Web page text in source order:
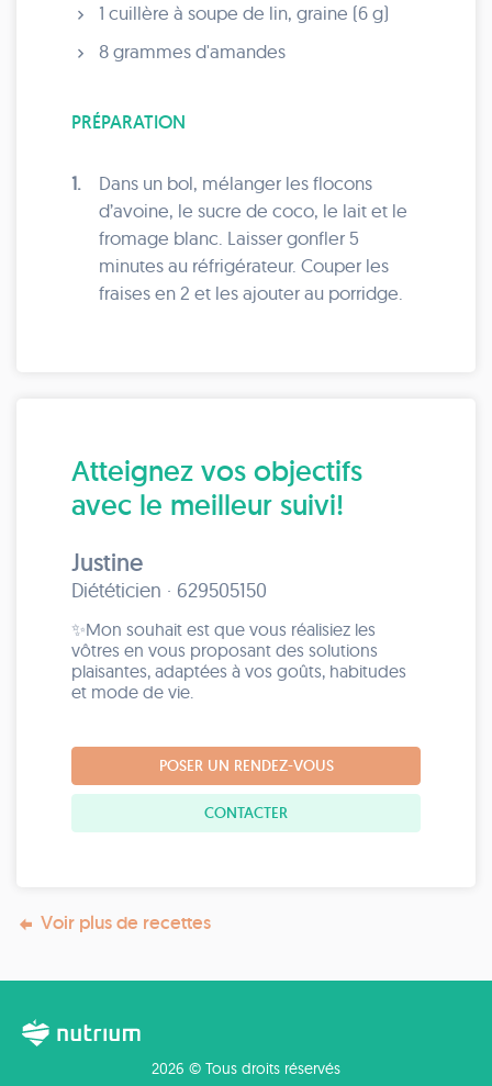
1 cuillère à soupe de lin, graine (6 g)
8 grammes d'amandes
PRÉPARATION
1.
Dans un bol, mélanger les flocons
d’avoine, le sucre de coco, le lait et le
fromage blanc. Laisser gonfler 5
minutes au réfrigérateur. Couper les
fraises en 2 et les ajouter au porridge.
Atteignez vos objectifs
avec le meilleur suivi!
Justine
Diététicien · 629505150
✨Mon souhait est que vous réalisiez les
vôtres en vous proposant des solutions
plaisantes, adaptées à vos goûts, habitudes
et mode de vie.
POSER UN RENDEZ-VOUS
CONTACTER
Voir plus de recettes
2026 © Tous droits réservés